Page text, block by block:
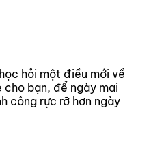
hỏi một điều mới về
bạn, để ngày mai
công rực rỡ hơn ngày